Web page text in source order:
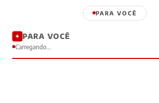
PARA VOCÊ
✦ PARA VOCÊ
Carregando...